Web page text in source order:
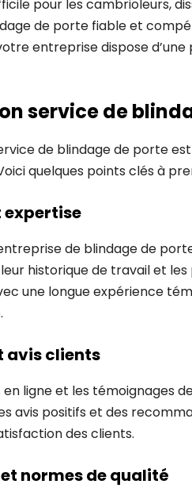
pour les cambrioleurs,
de porte fiable et
entreprise dispose
service de
de blindage de porte
quelques points clés à
expertise
de blindage de
historique de travail et les
une longue expérience
avis clients
en ligne et les témoignages
avis positifs et des
des clients.
normes de qualité